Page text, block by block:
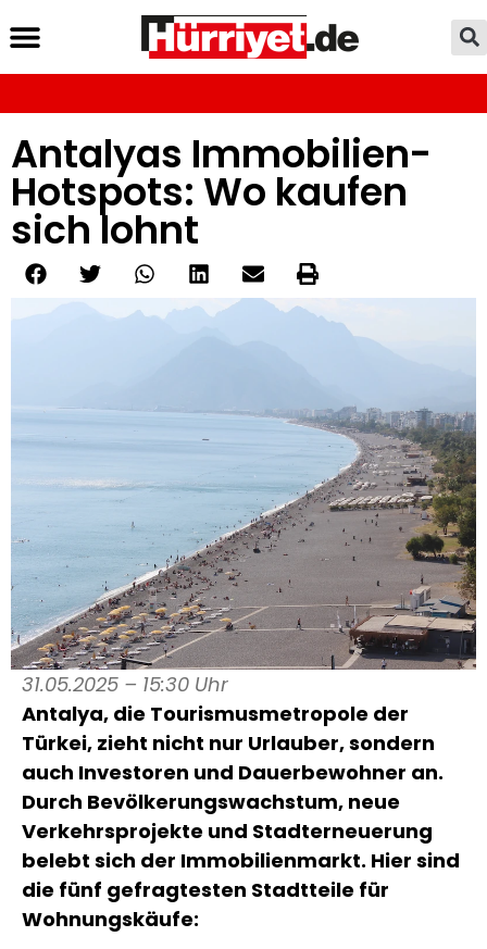
Antalyas Immobilien-
Hotspots: Wo kaufen
sich lohnt
31.05.2025 – 15:30 Uhr
Antalya, die Tourismusmetropole der
Türkei, zieht nicht nur Urlauber, sondern
auch Investoren und Dauerbewohner an.
Durch Bevölkerungswachstum, neue
Verkehrsprojekte und Stadterneuerung
belebt sich der Immobilienmarkt. Hier sind
die fünf gefragtesten Stadtteile für
Wohnungskäufe: